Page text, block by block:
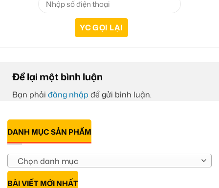
Để lại một bình luận
Bạn phải đăng nhập để gửi bình luận.
DANH MỤC SẢN PHẨM
Chọn danh mục
BÀI VIẾT MỚI NHẤT